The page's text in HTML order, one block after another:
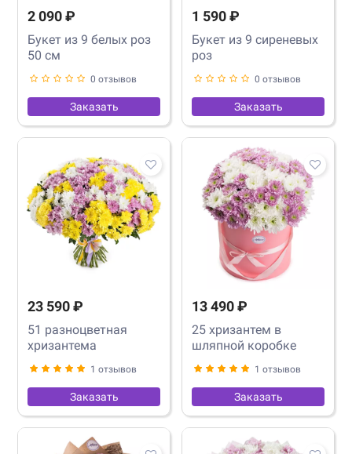
2 090 ₽
Букет из 9 белых роз
50 см
0 отзывов
Заказать
1 590 ₽
Букет из 9 сиреневых
роз
0 отзывов
Заказать
23 590 ₽
51 разноцветная
хризантема
1 отзывов
Заказать
13 490 ₽
25 хризантем в
шляпной коробке
1 отзывов
Заказать